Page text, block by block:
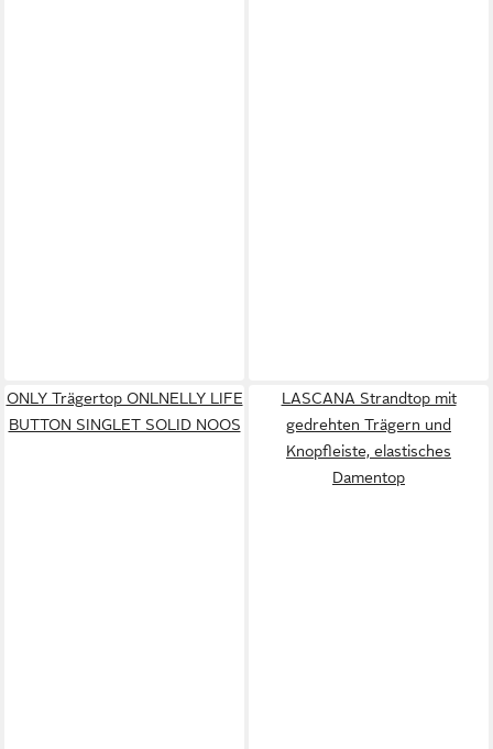
ONLY Trägertop ONLNELLY LIFE
BUTTON SINGLET SOLID NOOS
LASCANA Strandtop mit
gedrehten Trägern und
Knopfleiste, elastisches
Damentop